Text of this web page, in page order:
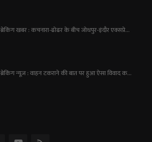
ब्रेकिंग खबर : कचनारा-ढोढर के बीच जोधपुर-इंदौर एक्सप्रे...
ब्रेकिंग न्यूज़ : वाहन टकराने की बात पर हुआ ऐसा विवाद क...